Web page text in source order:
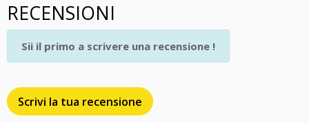
RECENSIONI
Scrivi la tua recensione
Sii il primo a scrivere una recensione !